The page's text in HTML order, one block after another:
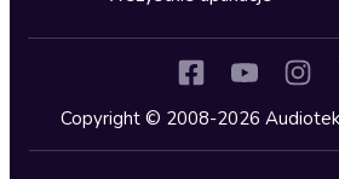
Kryminały
Lektury szkolne
Copyright © 2008-2026